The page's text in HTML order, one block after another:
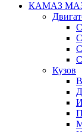
КАМАЗ
Кузов